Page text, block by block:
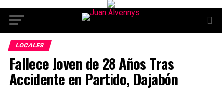
LOCALES
Fallece Joven de 28 Años Tras
Accidente en Partido, Dajabón